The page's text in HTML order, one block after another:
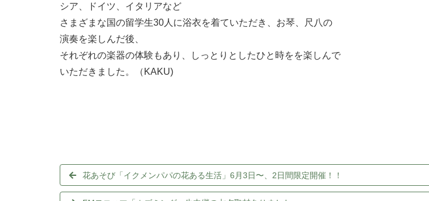
シア、ドイツ、イタリアなど
さまざまな国の留学生30人に浴衣を着ていただき、お琴、尺八の
演奏を楽しんだ後、
それぞれの楽器の体験もあり、しっとりとしたひと時をを楽しんで
いただきました。（KAKU)
花あそび「イクメンパパの花ある生活」6月3日〜、2日間限定開催！！